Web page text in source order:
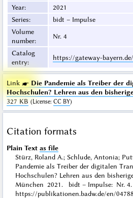
Year:
2021
Series:
bidt – Impulse
Volume
number:
Nr. 4
Catalog
entry:
https://gateway-
Link ☛ Die Pandemie als Treiber der
Hochschulen? Lehren aus den
327 KB (License: CC BY)
Citation formats
Plain Text as file
Stürz, Roland A.; Schlude, Antonia;
Pandemie als Treiber der digitalen
Hochschulen? Lehren aus den
München 2021. bidt – Impulse: Nr. 4.
https://publikationen.badw.de/en/